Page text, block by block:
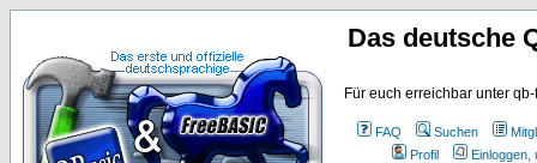
Das deutsche
Für euch erreichbar unter
FAQ Suchen
Profil
Einloggen,